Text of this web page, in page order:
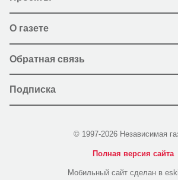
О газете
Обратная связь
Подписка
© 1997-2026 Независимая
Полная версия сайта
Мобильный сайт сделан в